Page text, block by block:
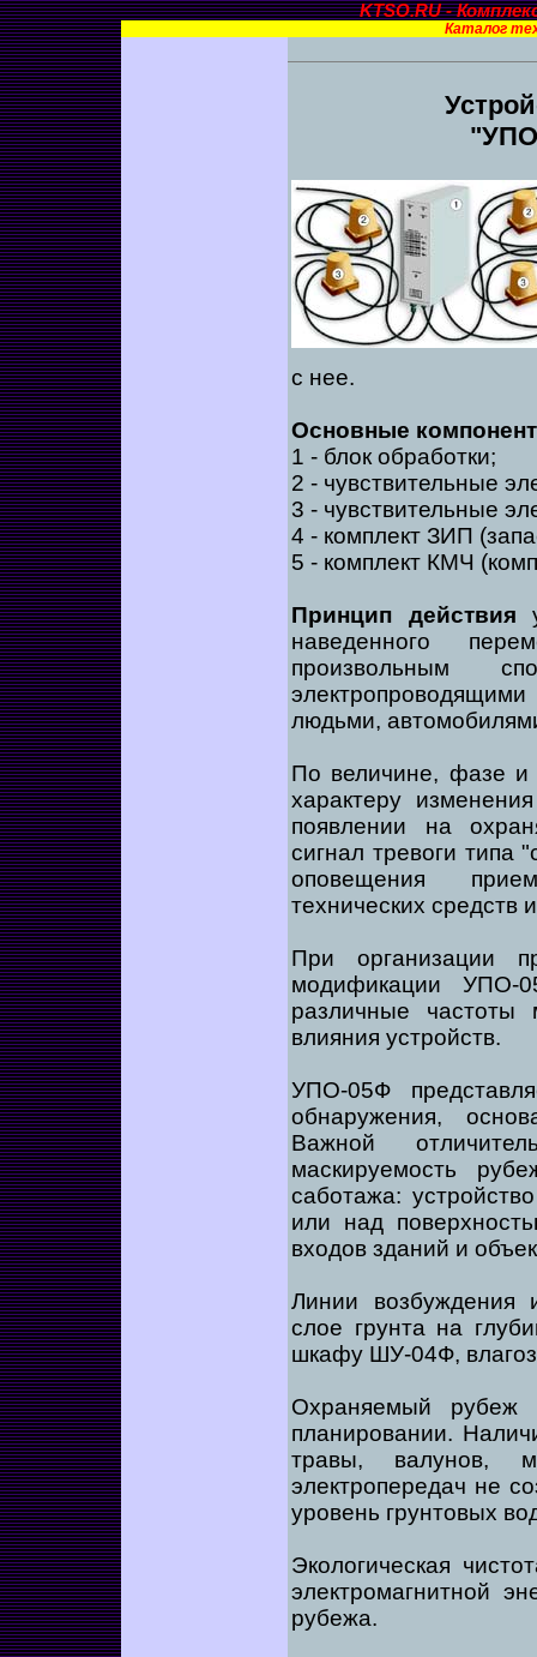
KTSO.RU -
Каталог
с нее.
Основные
1 - блок обработки;
2 - чувствительные
3 - чувствительные
4 - комплект ЗИП
5 - комплект КМЧ
Принцип действия
наведенного
произвольным
людьми,
По величине, фазе и
характеру
появлении на
сигнал тревоги типа
оповещения
технических
При организации
модификации
различные частоты
влияния устройств.
УПО-05Ф
обнаружения,
Важной
маскируемость
саботажа:
или над
входов зданий и
Линии возбуждения
слое грунта на
шкафу ШУ-04Ф,
Охраняемый рубеж
планировании.
травы, валунов,
электропередач не
уровень грунтовых
Экологическая
электромагнитной
рубежа.